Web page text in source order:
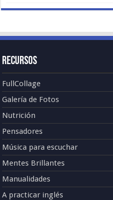
Recursos
FullCollage
Galería de Fotos
Nutrición
Pensadores
Música para escuchar
Mentes Brillantes
Manualidades
A practicar inglés